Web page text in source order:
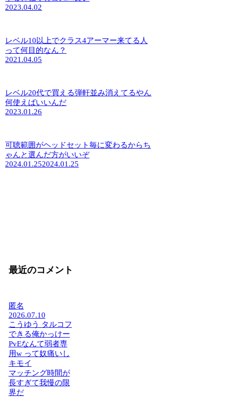
2023.04.02
レベル10以上でクラス4アーマー来てる人
って何目的なん？
2021.04.05
レベル20代で買える弾軒並み消えてるやん
何使えばいいんだ
2023.01.26
可聴範囲がヘッドセット毎に変わるからち
ゃんと選んだ方がいいぞ
2024.01.252024.01.25
最近のコメント
匿名
2026.07.10
こうゆう タルコフ
できる俺かっけー
PvEなんて弱者専
用w って奴痛いし
キモイ
マッチング時間が
長すぎて我慢の限
界だ